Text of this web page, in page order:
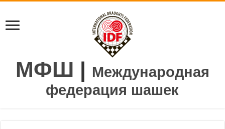
МФШ | Международная
федерация шашек